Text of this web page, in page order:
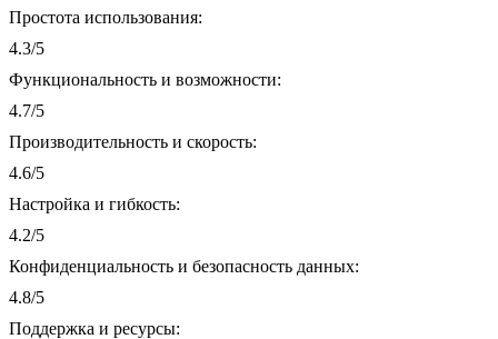
Простота использования:
4.3/5
Функциональность и возможности:
4.7/5
Производительность и скорость:
4.6/5
Настройка и гибкость:
4.2/5
Конфиденциальность и безопасность данных:
4.8/5
Поддержка и ресурсы: